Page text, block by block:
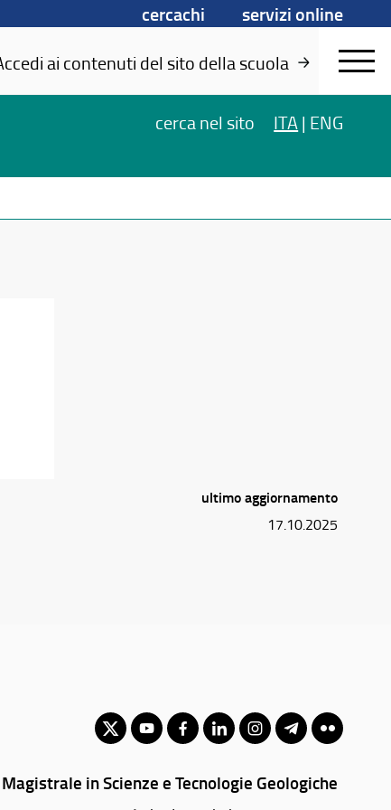
cercachi
servizi online
ai contenuti del sito della scuola
cerca nel sito ITA | ENG
ultimo aggiornamento
17.10.2025
in Scienze e Tecnologie Geologiche